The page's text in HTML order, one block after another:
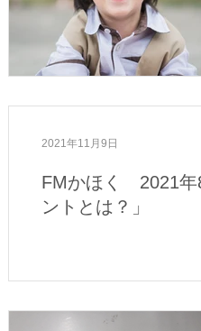
FMかほく 2021年
ントとは？」
2021年11月9日